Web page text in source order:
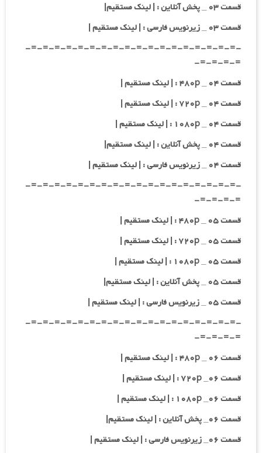
قسمت ۰۳ _ پخش آنلاین : | لینک مستقیم|
قسمت ۰۳ _ زیرنویس فارسی : | لینک مستقیم |
-=-=-=-=-=-=-=-=-=-=-=-=-=-=-=-=-=-=-
=-=-=-=-
قسمت ۰۴ _ ۴۸۰p : | لینک مستقیم |
قسمت ۰۴ _ ۷۲۰p : | لینک مستقیم |
قسمت ۰۴ _ ۱۰۸۰p : | لینک مستقیم |
قسمت ۰۴ _ پخش آنلاین : | لینک مستقیم|
قسمت ۰۴ _ زیرنویس فارسی : | لینک مستقیم |
-=-=-=-=-=-=-=-=-=-=-=-=-=-=-=-=-=-=-
=-=-=-=-
قسمت ۰۵ _ ۴۸۰p : | لینک مستقیم |
قسمت ۰۵ _ ۷۲۰p : | لینک مستقیم |
قسمت ۰۵ _ ۱۰۸۰p : | لینک مستقیم |
قسمت ۰۵ _ پخش آنلاین : | لینک مستقیم|
قسمت ۰۵ _ زیرنویس فارسی : | لینک مستقیم |
-=-=-=-=-=-=-=-=-=-=-=-=-=-=-=-=-=-=-
=-=-=-=-
قسمت ۰۶ _ ۴۸۰p : | لینک مستقیم |
قسمت ۰۶_ ۷۲۰p : | لینک مستقیم |
قسمت ۰۶_ ۱۰۸۰p : | لینک مستقیم |
قسمت ۰۶_ پخش آنلاین : | لینک مستقیم|
قسمت ۰۶_ زیرنویس فارسی : | لینک مستقیم |